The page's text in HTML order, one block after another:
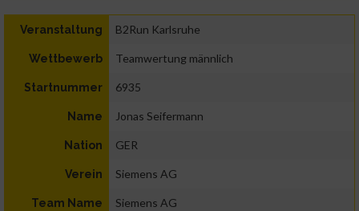
Veranstaltung B2Run Karlsruhe
Wettbewerb Teamwertung männlich
Startnummer 6935
Name Jonas Seifermann
Nation GER
Verein Siemens AG
Team Name Siemens AG